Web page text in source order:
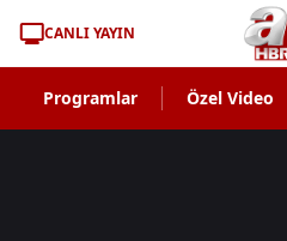
CANLI YAYIN
Programlar Özel Video